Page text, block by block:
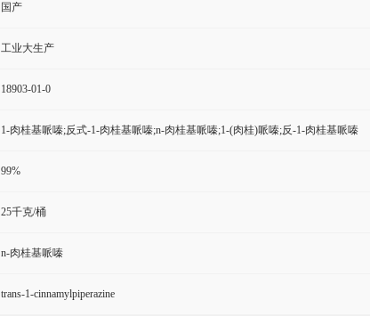
国产
工业大生产
18903-01-0
1-肉桂基哌嗪;反式-1-肉桂基哌嗪;n-肉桂基哌嗪;1-(肉桂)哌嗪;反-1-肉桂基哌嗪
99%
25千克/桶
n-肉桂基哌嗪
trans-1-cinnamylpiperazine